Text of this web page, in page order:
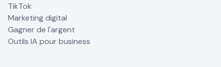
TikTok
Marketing digital
Gagner de l'argent
Outils IA pour business